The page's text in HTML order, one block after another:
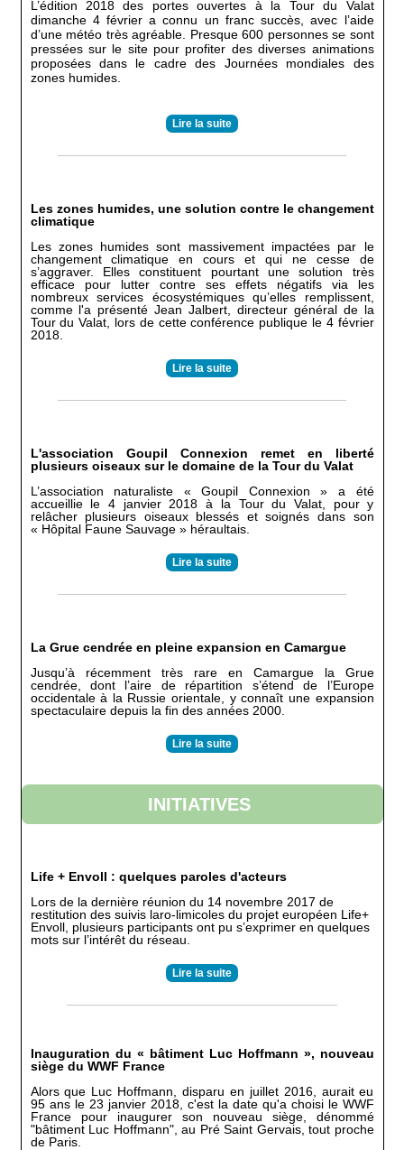
L’édition 2018 des portes ouvertes à la Tour du Valat
dimanche 4 février a connu un franc succès, avec l’aide
d’une météo très agréable. Presque 600 personnes se sont
pressées sur le site pour profiter des diverses animations
proposées dans le cadre des Journées mondiales des
zones humides.
Lire la suite
Les zones humides, une solution contre le changement
climatique
Les zones humides sont massivement impactées par le
changement climatique en cours et qui ne cesse de
s’aggraver. Elles constituent pourtant une solution très
efficace pour lutter contre ses effets négatifs via les
nombreux services écosystémiques qu’elles remplissent,
comme l'a présenté Jean Jalbert, directeur général de la
Tour du Valat, lors de cette conférence publique le 4 février
2018.
Lire la suite
L'association Goupil Connexion remet en liberté
plusieurs oiseaux sur le domaine de la Tour du Valat
L’association naturaliste « Goupil Connexion » a été
accueillie le 4 janvier 2018 à la Tour du Valat, pour y
relâcher plusieurs oiseaux blessés et soignés dans son
« Hôpital Faune Sauvage » héraultais.
Lire la suite
La Grue cendrée en pleine expansion en Camargue
Jusqu’à récemment très rare en Camargue la Grue
cendrée, dont l’aire de répartition s’étend de l’Europe
occidentale à la Russie orientale, y connaît une expansion
spectaculaire depuis la fin des années 2000.
Lire la suite
INITIATIVES
Life + Envoll : quelques paroles d'acteurs
Lors de la dernière réunion du 14 novembre 2017 de
restitution des suivis laro-limicoles du projet européen Life+
Envoll, plusieurs participants ont pu s’exprimer en quelques
mots sur l’intérêt du réseau.
Lire la suite
Inauguration du « bâtiment Luc Hoffmann », nouveau
siège du WWF France
Alors que Luc Hoffmann, disparu en juillet 2016, aurait eu
95 ans le 23 janvier 2018, c'est la date qu'a choisi le WWF
France pour inaugurer son nouveau siège, dénommé
"bâtiment Luc Hoffmann", au Pré Saint Gervais, tout proche
de Paris.